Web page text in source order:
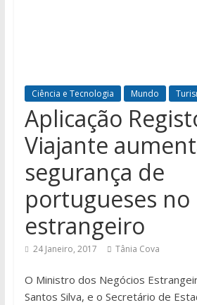
Ciência e Tecnologia Mundo
Aplicação
Viajante
segurança de
portugueses no
estrangeiro
24 Janeiro, 2017 Tânia Cova
O Ministro dos Negócios
Santos Silva, e o Secretário de